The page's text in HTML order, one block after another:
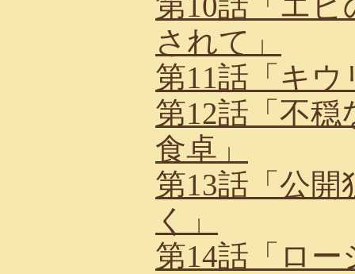
されて」
第11話「キ
第12話「不
食卓」
第13話「公
く」
第14話「ロ